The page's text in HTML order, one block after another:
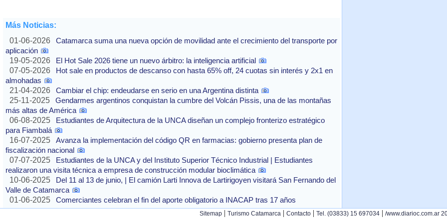
Más Noticias:
01-06-2026
Catamarca suma una nueva opción de movilidad ante el crecimiento del transporte por
aplicación
19-05-2026
El Hot Sale 2026 tiene un nuevo árbitro: la inteligencia artificial
07-05-2026
Hot sale en productos de descanso con hasta 65% off, 24 cuotas sin interés y 2x1 en
almohadas
21-04-2026
Cambiar el chip: endeudarse en serio en una Argentina distinta
25-11-2025
Gendarmes argentinos conquistan la cumbre del Volcán Pissis, una de las montañas
más altas de América
06-08-2025
Estudiantes de Arquitectura de la UNCA diseñan un complejo fronterizo estratégico
para Fiambalá
16-07-2025
Avanza la implementación del código QR en farmacias: gobierno presenta plan de
fiscalización nacional
07-07-2025
Estudiantes de la UNCA y del Instituto Superior Técnico Industrial | Estudiantes
realizaron una visita técnica a empresa de construcción modular bioclimática
10-06-2025
Del 11 al 13 de junio, | El camión Larti Innova de Lartirigoyen visitará San Fernando del
Valle de Catamarca
01-06-2025
Comerciantes celebran el fin del aporte obligatorio a INACAP tras 17 años
Sitemap | Turismo Catamarca | Contacto | Tel. (03833) 15 697034 | /www.diarioc.com.ar